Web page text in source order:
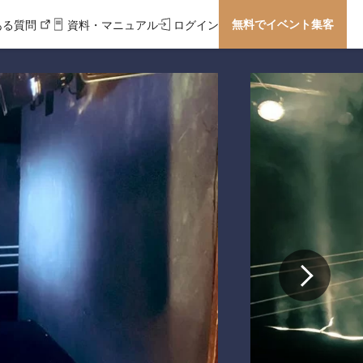
質問 資料・マニュアル ログイン 無料でイベント集客